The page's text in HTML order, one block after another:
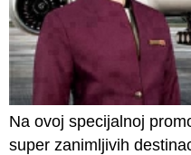
Na ovoj specijalnoj
super zanimljivih